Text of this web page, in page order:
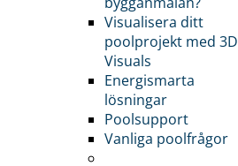
Visualisera ditt
poolprojekt med 3D
Visuals
Energismarta
lösningar
Poolsupport
Vanliga poolfrågor